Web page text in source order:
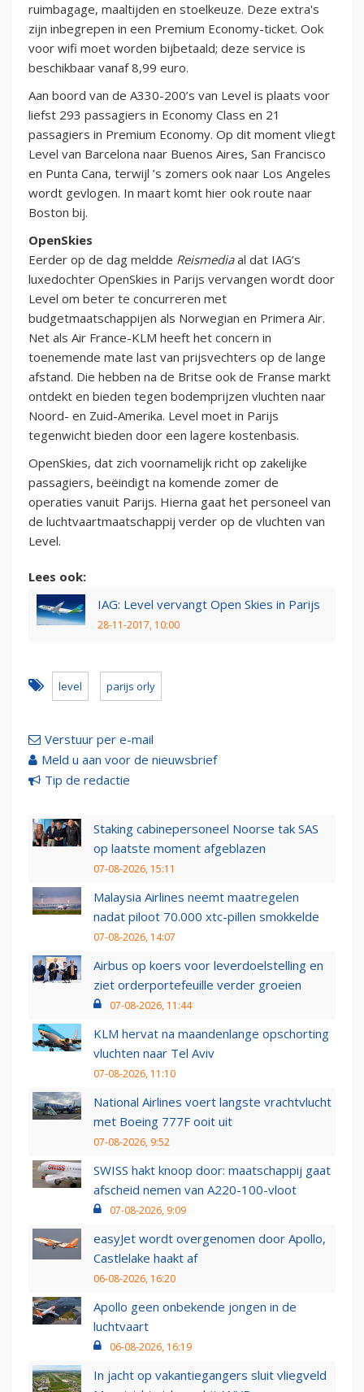
ruimbagage, maaltijden en stoelkeuze. Deze extra's
zijn inbegrepen in een Premium Economy-ticket. Ook
voor wifi moet worden bijbetaald; deze service is
beschikbaar vanaf 8,99 euro.
Aan boord van de A330-200’s van Level is plaats voor
liefst 293 passagiers in Economy Class en 21
passagiers in Premium Economy. Op dit moment vliegt
Level van Barcelona naar Buenos Aires, San Francisco
en Punta Cana, terwijl ’s zomers ook naar Los Angeles
wordt gevlogen. In maart komt hier ook route naar
Boston bij.
OpenSkies
Eerder op de dag meldde Reismediaal dat IAG’s
luxedochter OpenSkies in Parijs vervangen wordt door
Level om beter te concurreren met
budgetmaatschappijen als Norwegian en Primera Air.
Net als Air France-KLM heeft het concern in
toenemende mate last van prijsvechters op de lange
afstand. Die hebben na de Britse ook de Franse markt
ontdekt en bieden tegen bodemprijzen vluchten naar
Noord- en Zuid-Amerika. Level moet in Parijs
tegenwicht bieden door een lagere kostenbasis.
OpenSkies, dat zich voornamelijk richt op zakelijke
passagiers, beëindigt na komende zomer de
operaties vanuit Parijs. Hierna gaat het personeel van
de luchtvaartmaatschappij verder op de vluchten van
Level.
Lees ook:
IAG: Level vervangt Open Skies in Parijs
28-11-2017, 10:00
level parijs orly
Verstuur per e-mail
Meld u aan voor de nieuwsbrief
Tip de redactie
Staking cabinepersoneel Noorse tak SAS
op laatste moment afgeblazen
07-08-2026, 15:11
Malaysia Airlines neemt maatregelen
nadat piloot 70.000 xtc-pillen smokkelde
07-08-2026, 14:07
Airbus op koers voor leverdoelstelling en
ziet orderportefeuille verder groeien
07-08-2026, 11:44
KLM hervat na maandenlange opschorting
vluchten naar Tel Aviv
07-08-2026, 11:10
National Airlines voert langste vrachtvlucht
met Boeing 777F ooit uit
07-08-2026, 9:52
SWISS hakt knoop door: maatschappij gaat
afscheid nemen van A220-100-vloot
07-08-2026, 9:09
easyJet wordt overgenomen door Apollo,
Castlelake haakt af
06-08-2026, 16:20
Apollo geen onbekende jongen in de
luchtvaart
06-08-2026, 16:19
In jacht op vakantiegangers sluit vliegveld